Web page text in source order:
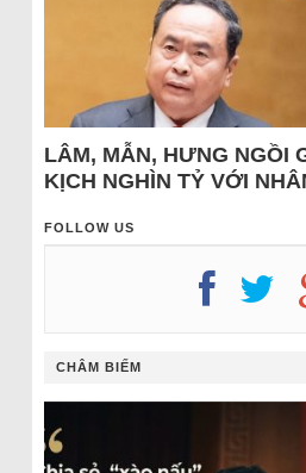
LÂM, MẪN, HƯNG NGỒI
KỊCH NGHÌN TỶ VỚI
FOLLOW US
CHÂM BIẾM